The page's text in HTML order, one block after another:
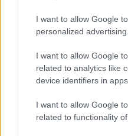
I want to allow Google
personalized advertising.
I want to allow Google
related to analytics like
device identifiers in apps.
I want to allow Google
related to functionality